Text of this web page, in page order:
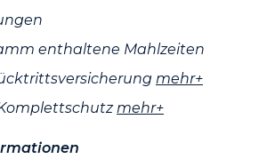
enthaltene Mahlzeiten
mehr+
mehr+